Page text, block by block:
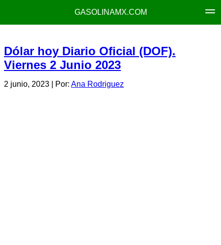
GASOLINAMX.COM
Dólar hoy Diario Oficial (DOF).
Viernes 2 Junio 2023
2 junio, 2023 | Por: Ana Rodriguez